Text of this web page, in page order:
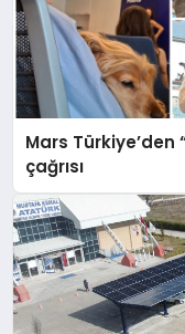
Mars Türkiye’den
çağrısı